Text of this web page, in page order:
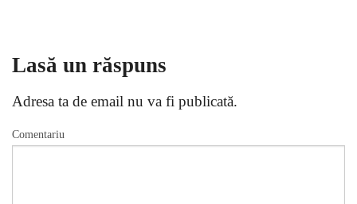
Lasă un răspuns
Adresa ta de email nu va fi publicată.
Comentariu